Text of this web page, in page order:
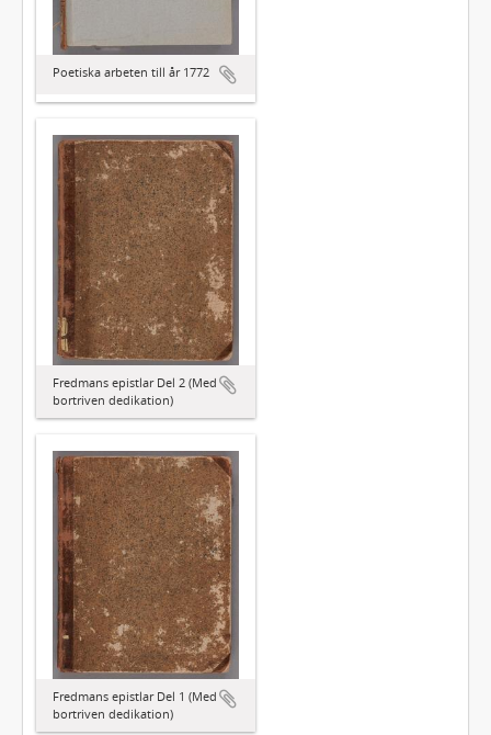
Poetiska arbeten till år 1772
Fredmans epistlar Del 2 (Med
bortriven dedikation)
Fredmans epistlar Del 1 (Med
bortriven dedikation)